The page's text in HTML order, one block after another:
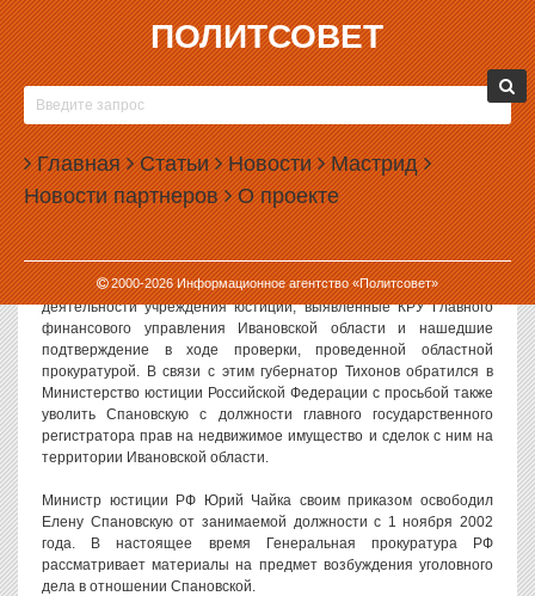
ПОЛИТСОВЕТ
Главная Статьи Новости Мастрид
Новости партнеров О проекте
2000-2026Информационное агентство «Политсовет»
13.11.2002, 09:45
ГУБЕРНАТОР УВОЛИЛ КАЗНОКРАДКУ
Как сообщили в пресс–центре администрации области,
Владимир Тихонов издал распоряжение об увольнении Елены
Спановской с должности начальника учреждения юстиции по
государственной регистрации прав на недвижимое имущество и
сделок с ним на территории Ивановской области.
Основанием для увольнения явились грубые нарушения в
деятельности учреждения юстиции, выявленные КРУ Главного
финансового управления Ивановской области и нашедшие
подтверждение в ходе проверки, проведенной областной
прокуратурой. В связи с этим губернатор Тихонов обратился в
Министерство юстиции Российской Федерации с просьбой также
уволить Спановскую с должности главного государственного
регистратора прав на недвижимое имущество и сделок с ним на
территории Ивановской области.
Министр юстиции РФ Юрий Чайка своим приказом освободил
Елену Спановскую от занимаемой должности с 1 ноября 2002
года. В настоящее время Генеральная прокуратура РФ
рассматривает материалы на предмет возбуждения уголовного
дела в отношении Спановской.